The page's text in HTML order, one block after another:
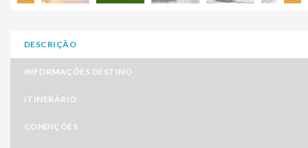
DESCRIÇÃO
INFORMAÇÕES DESTINO
ITINERÁRIO
CONDIÇÕES